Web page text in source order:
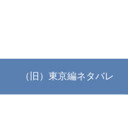
（旧）東京編ネタバレ